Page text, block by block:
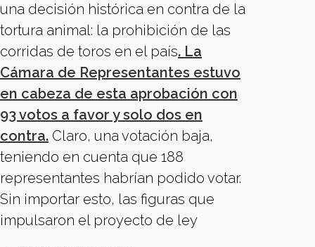
una decisión histórica en contra de la
tortura animal: la prohibición de las
corridas de toros en el país. La
Cámara de Representantes estuvo
en cabeza de esta aprobación con
93 votos a favor y solo dos en
contra. Claro, una votación baja,
teniendo en cuenta que 188
representantes habrían podido votar.
Sin importar esto, las figuras que
impulsaron el proyecto de ley